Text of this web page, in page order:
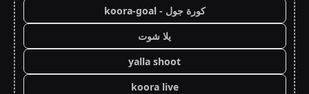
كورة جول - koora-goal
يلا شوت
yalla shoot
koora live